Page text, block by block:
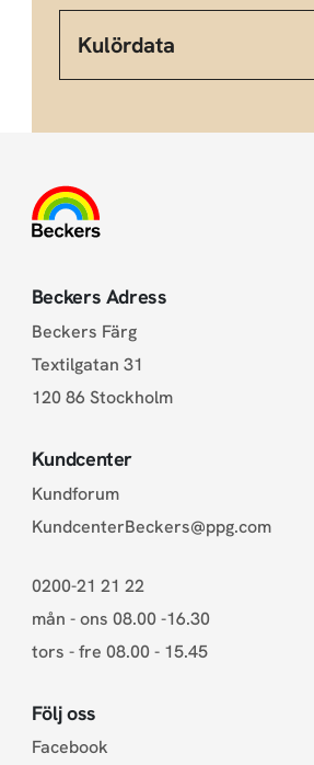
Kulördata
Beckers Adress
Beckers Färg
Textilgatan 31
120 86 Stockholm
Kundcenter
Kundforum
KundcenterBeckers@ppg.com
0200-21 21 22
mån - ons 08.00 -16.30
tors - fre 08.00 - 15.45
Följ oss
Facebook